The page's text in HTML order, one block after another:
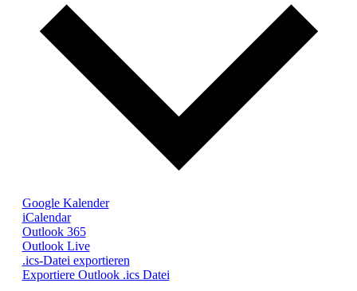
Google Kalender
iCalendar
Outlook 365
Outlook Live
.ics-Datei exportieren
Exportiere Outlook .ics Datei